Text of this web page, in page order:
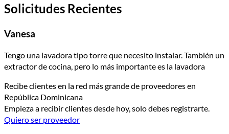
Solicitudes Recientes
Vanesa
Tengo una lavadora tipo torre que necesito instalar. También un
extractor de cocina, pero lo más importante es la lavadora
Recibe clientes en la red más grande de proveedores en
República Dominicana
Empieza a recibir clientes desde hoy, solo debes registrarte.
Quiero ser proveedor